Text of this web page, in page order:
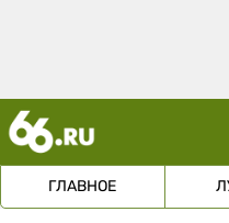
ГЛАВНОЕ